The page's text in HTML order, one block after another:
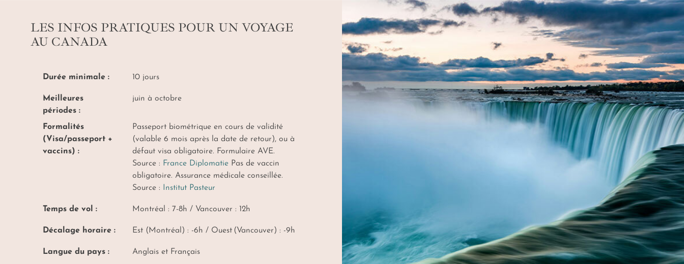
LES INFOS PRATIQUES POUR UN VOYAGE
AU CANADA
Durée minimale : 10 jours
Meilleures
périodes :
juin à octobre
Formalités
(Visa/passeport +
vaccins) :
Passeport biométrique en cours de validité
(valable 6 mois après la date de retour), ou à
défaut visa obligatoire. Formulaire AVE.
Source : France Diplomatie Pas de vaccin
obligatoire. Assurance médicale conseillée.
Source :
Institut Pasteur
Temps de vol : Montréal : 7-8h / Vancouver : 12h
Décalage horaire : Est (Montréal) : -6h / Ouest (Vancouver) : -9h
Langue du pays : Anglais et Français